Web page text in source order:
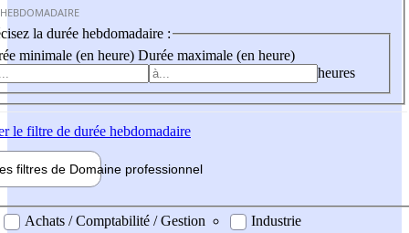
la durée hebdomadaire :
minimale (en heure) Durée maximale (en heure)
heures
le filtre de durée hebdomadaire
filtres de Domaine professionnel
professionel
Achats / Comptabilité / Gestion
Industrie